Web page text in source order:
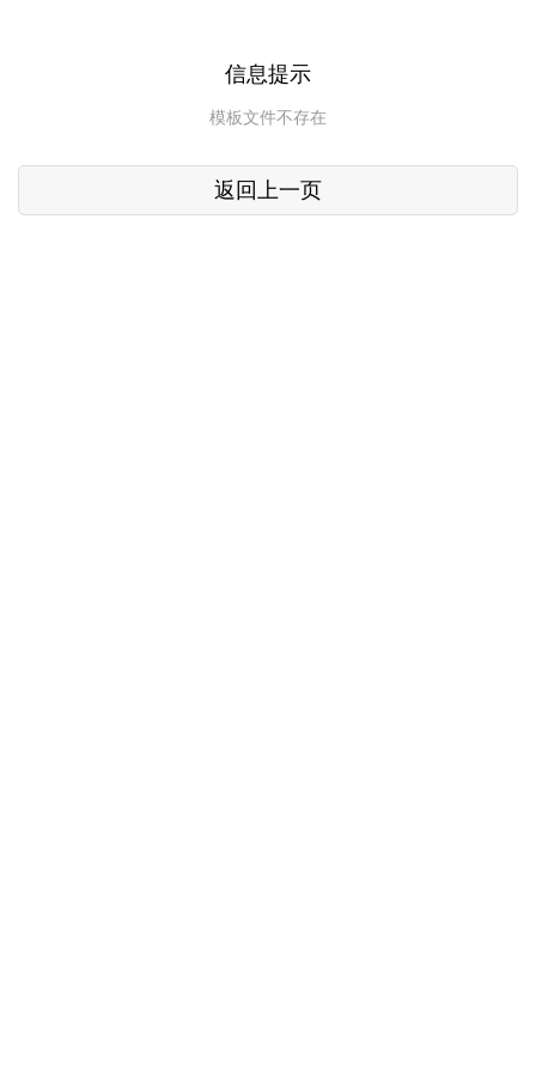
信息提示
模板文件不存在
返回上一页